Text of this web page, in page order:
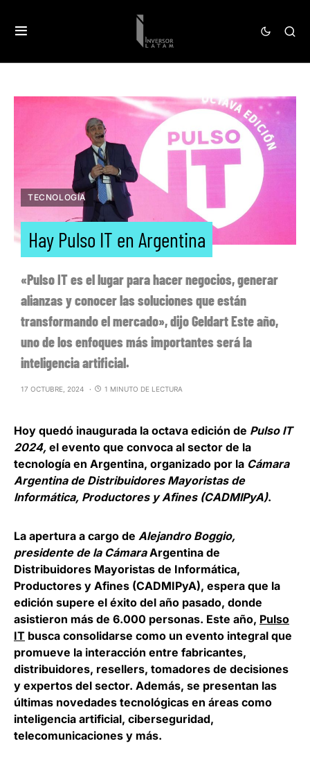
TECNOLOGÍA
Hay Pulso IT en Argentina
«Pulso IT es el lugar para hacer negocios, generar
alianzas y conocer las soluciones que están
transformando el mercado», dijo Geldart Este año,
uno de los enfoques más importantes será la
inteligencia artificial.
17 OCTUBRE, 2024 1 MINUTO DE LECTURA
Hoy quedó inaugurada la octava edición de Pulso IT
2024, el evento que convoca al sector de la
tecnología en Argentina, organizado por la Cámara
Argentina de Distribuidores Mayoristas de
Informática, Productores y Afines (CADMIPyA).
La apertura a cargo de Alejandro Boggio,
presidente de la CámaraArgentina de
Distribuidores Mayoristas de Informática,
Productores y Afines (CADMIPyA), espera que la
edición supere el éxito del año pasado, donde
asistieron más de 6.000 personas. Este año, Pulso
IT busca consolidarse como un evento integral que
promueve la interacción entre fabricantes,
distribuidores, resellers, tomadores de decisiones
y expertos del sector. Además, se presentan las
últimas novedades tecnológicas en áreas como
inteligencia artificial, ciberseguridad,
telecomunicaciones y más.